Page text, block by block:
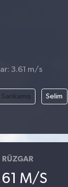
3.61 m/s
Sarıkamış Selim
RÜZGAR
M/S